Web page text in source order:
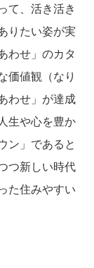
て、活き活き
りたい姿が実
わせ」のカタ
価値観（なり
わせ」が達成
生や心を豊か
ン」であると
つ新しい時代
た住みやすい